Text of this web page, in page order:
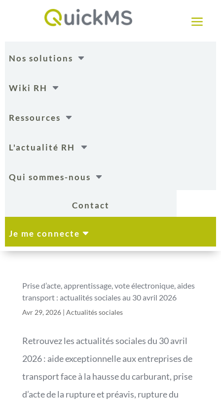
a
C
Nos solutions
C
Wiki RH
C
Ressources
C
L'actualité RH
C
Qui sommes-nous
Contact
C
Je me connecte
Prise d’acte, apprentissage, vote électronique, aides
transport : actualités sociales au 30 avril 2026
Avr 29, 2026| Actualités sociales
Retrouvez les actualités sociales du 30 avril
2026 : aide exceptionnelle aux entreprises de
transport face à la hausse du carburant, prise
d’acte de la rupture et préavis, rupture du